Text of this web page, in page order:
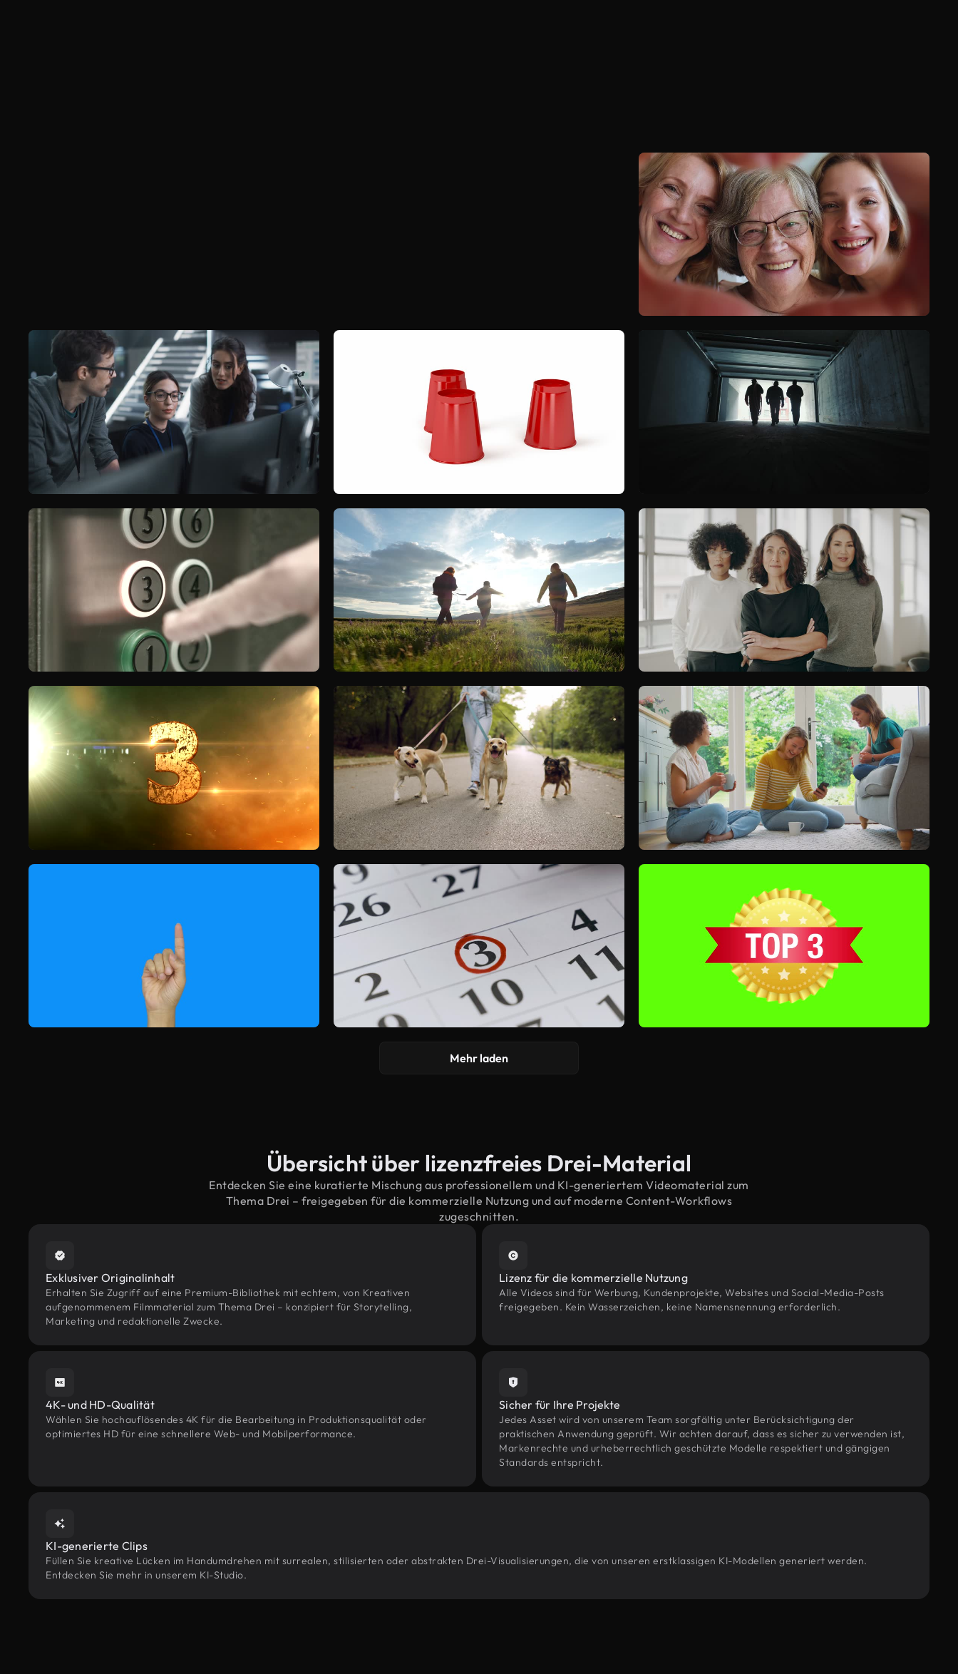
Mehr laden
Übersicht über lizenzfreies Drei-Material
Entdecken Sie eine kuratierte Mischung aus professionellem und KI-generiertem Videomaterial zum
Thema Drei – freigegeben für die kommerzielle Nutzung und auf moderne Content-Workflows
zugeschnitten.
Exklusiver Originalinhalt
Erhalten Sie Zugriff auf eine Premium-Bibliothek mit echtem, von Kreativen
aufgenommenem Filmmaterial zum Thema Drei – konzipiert für Storytelling,
Marketing und redaktionelle Zwecke.
Lizenz für die kommerzielle Nutzung
Alle Videos sind für Werbung, Kundenprojekte, Websites und Social-Media-Posts
freigegeben. Kein Wasserzeichen, keine Namensnennung erforderlich.
4K- und HD-Qualität
Wählen Sie hochauflösendes 4K für die Bearbeitung in Produktionsqualität oder
optimiertes HD für eine schnellere Web- und Mobilperformance.
Sicher für Ihre Projekte
Jedes Asset wird von unserem Team sorgfältig unter Berücksichtigung der
praktischen Anwendung geprüft. Wir achten darauf, dass es sicher zu verwenden ist,
Markenrechte und urheberrechtlich geschützte Modelle respektiert und gängigen
Standards entspricht.
KI-generierte Clips
Füllen Sie kreative Lücken im Handumdrehen mit surrealen, stilisierten oder abstrakten Drei-Visualisierungen, die von unseren erstklassigen KI-Modellen generiert werden.
Entdecken Sie mehr in unserem KI-Studio.